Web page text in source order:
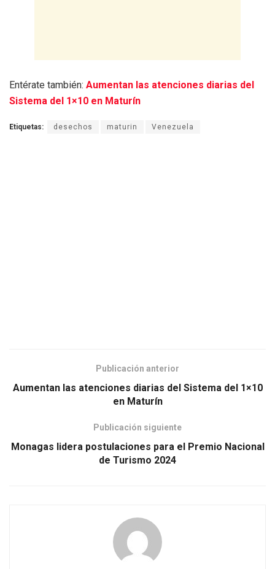
Entérate también: Aumentan las atenciones diarias del
Sistema del 1×10 en Maturín
Etiquetas: desechos maturin Venezuela
Publicación anterior
Aumentan las atenciones diarias del Sistema del 1×10
en Maturín
Publicación siguiente
Monagas lidera postulaciones para el Premio Nacional
de Turismo 2024